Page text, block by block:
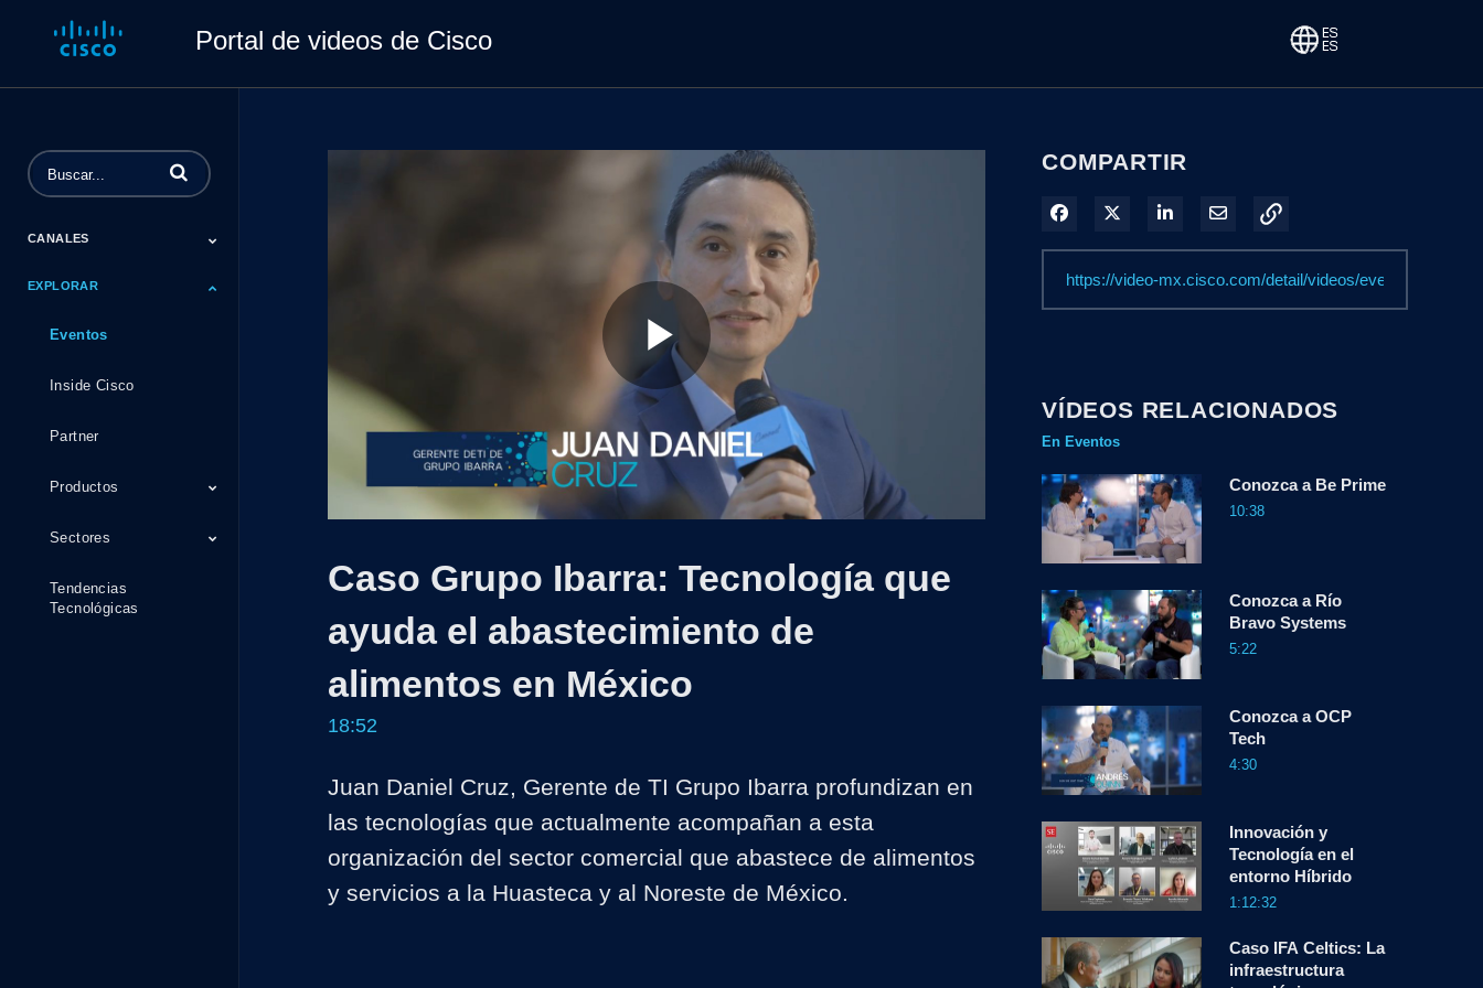
Portal de videos de Cisco
Introduzca los conceptos de búsqueda de los vídeos
CANALES
Industrias
Líderes De Negocios
Líderes De TI
Masterclass
Pequeñas Y
Seguridad
EXPLORAR
Eventos
Inside Cisco
Partner
Productos
Sectores
Tendencias
Tecnológicas
Play
Video
Caso Grupo Ibarra: Tecnología que
ayuda el abastecimiento de
alimentos en México
18:52
Juan Daniel Cruz, Gerente de TI Grupo Ibarra profundizan en
las tecnologías que actualmente acompañan a esta
organización del sector comercial que abastece de alimentos
y servicios a la Huasteca y al Noreste de México.
COMPARTIR
Compartir en Facebook
Compartir en X
Compartir en LinkedIn
Compartir por correo electrónico
VÍDEOS RELACIONADOS
En Eventos
Conozca a Be Prime
10:38
Conozca a Río
Bravo Systems
5:22
Conozca a OCP
Tech
4:30
Innovación y
Tecnología en el
entorno Híbrido
1:12:32
Caso IFA Celtics: La
infraestructura